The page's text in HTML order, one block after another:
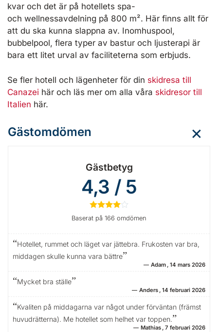
kvar och det är på hotellets spa-
och wellnessavdelning på 800 m². Här finns allt för
att du ska kunna slappna av. Inomhuspool,
bubbelpool, flera typer av bastur och ljusterapi är
bara ett litet urval av faciliteterna som erbjuds.
Se fler hotell och lägenheter för din skidresa till
Canazei här och läs mer om alla våra skidresor till
Italien här.
Gästomdömen
Gästbetyg
4,3 / 5
★★★★
Baserat på 166 omdömen
Hotellet, rummet och läget var jättebra. Frukosten var bra,
middagen skulle kunna vara bättre
Adam 14 mars 2026
Mycket bra ställe
Anders 14 februari 2026
Kvaliten på middagarna var något under förväntan (främst
huvudrätterna). Me hotellet som helhet var toppen.
Mathias 7 februari 2026